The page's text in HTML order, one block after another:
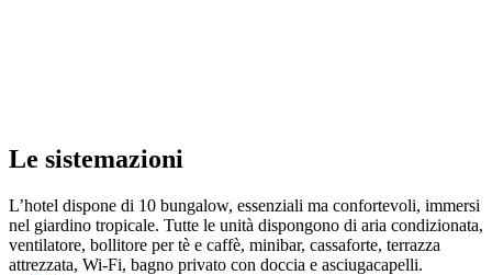
Le sistemazioni
L’hotel dispone di 10 bungalow, essenziali ma confortevoli, immersi
nel giardino tropicale. Tutte le unità dispongono di aria condizionata,
ventilatore, bollitore per tè e caffè, minibar, cassaforte, terrazza
attrezzata, Wi-Fi, bagno privato con doccia e asciugacapelli.